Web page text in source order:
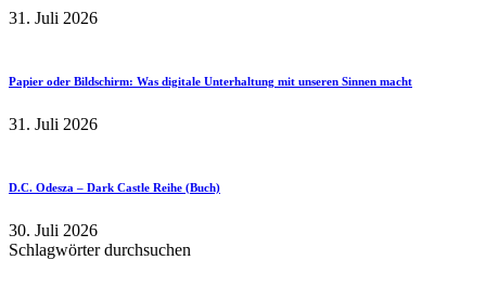
31. Juli 2026
Papier oder Bildschirm: Was digitale Unterhaltung mit unseren Sinnen macht
31. Juli 2026
D.C. Odesza – Dark Castle Reihe (Buch)
30. Juli 2026
Schlagwörter durchsuchen